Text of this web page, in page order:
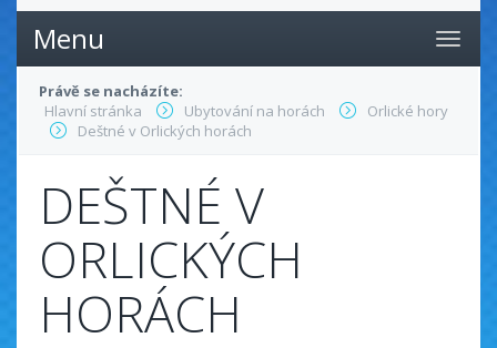
Menu
Právě se nacházíte:
Hlavní stránka
Ubytování na horách
Orlické hory
Deštné v Orlických horách
DEŠTNÉ V
ORLICKÝCH
HORÁCH